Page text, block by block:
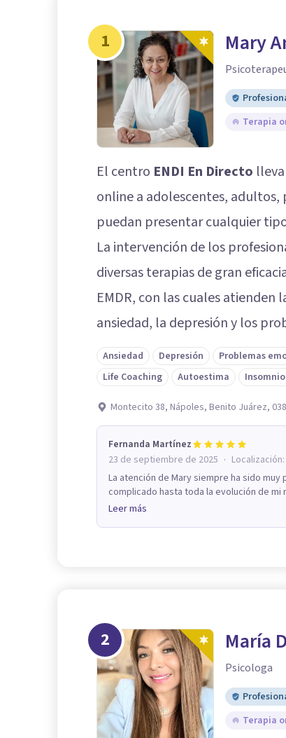
1 Mary
Terapia
El centro ENDI En Directo
online a adolescentes, adultos,
puedan presentar cualquier
La intervención de los
diversas terapias de gran
EMDR, con las cuales
ansiedad, la depresión y los
Ansiedad Depresión Problemas
Life Coaching
Autoestima
Montecito 38, Nápoles, Benito Juárez,
Fernanda Martínez
23 de septiembre de 2025 · Localización:
La atención de Mary siempre ha sido
complicado hasta toda la evolución de mi
Leer más
2 María
Psicologa
Terapia